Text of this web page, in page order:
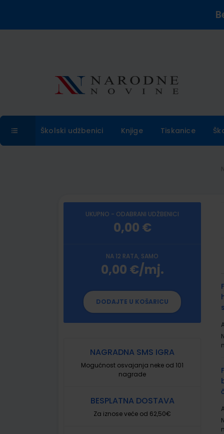
Školski udžbenici Knjige Tiskanice
UKUPNO - ODABRANI UDŽBENICI
0,00 €
NA 12 RATA, SAMO
0,00 €/mj.
DODAJTE U KOŠARICU
NAGRADNA SMS IGRA
Mogućnost osvajanja neke od 101
nagrade
BESPLATNA DOSTAVA
Za iznose veće od 62,50€